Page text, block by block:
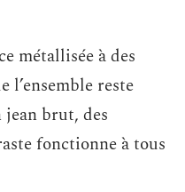
métallisée à des
l’ensemble reste
brut, des
fonctionne à tous